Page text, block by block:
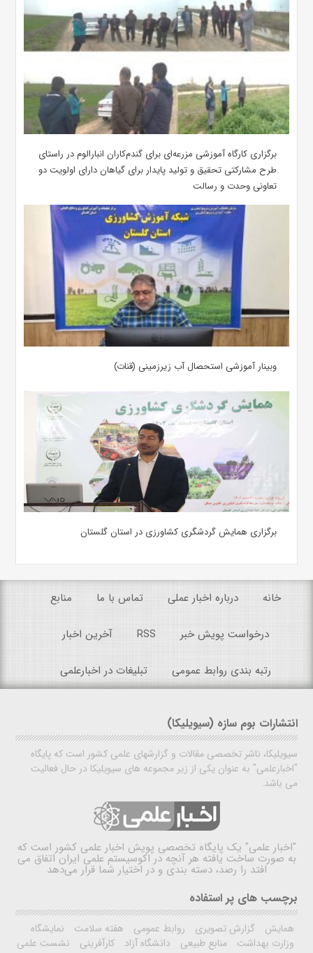
برگزاری کارگاه آموزشی مزرعه‌ای برای گندم‌کاران انبارالوم در راستای
طرح مشارکتی تحقیق و تولید پایدار برای گیاهان دارای اولویت دو
تعاونی وحدت و رسالت
وبینار آموزشی استحصال آب زیرزمینی (قنات)
برگزاری همایش گردشگری کشاورزی در استان گلستان
خانه درباره اخبار عملی تماس با ما منابع
درخواست پویش خبر RSS آخرین اخبار
رتبه بندی روابط عمومی تبلیغات در اخبارعلمی
انتشارات بوم سازه (سیویلیکا)
سیویلیکا، ناشر تخصصی مقالات و گزارشهای علمی کشور است که پایگاه
"اخبارعلمی" به عنوان یکی از زیر مجموعه های سیویلیکا در حال فعالیت
می باشد.
"اخبار علمی" یک پایگاه تخصصی پویش اخبار علمی کشور است که
به صورت ساخت یافته هر آنچه در اکوسیستم علمی ایران اتفاق می
افتد را رصد، دسته بندی و در اختیار شما قرار می‌دهد
برچسب های پر استفاده
همایش گزارش تصویری روابط عمومی هفته سلامت
نمایشگاه
وزارت بهداشت
منابع طبیعی دانشگاه آزاد کارآفرینی
نشست علمی